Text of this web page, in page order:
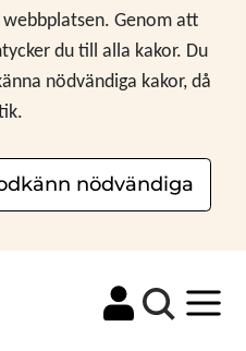
Genom att
du till alla kakor. Du
nödvändiga kakor, då
nödvändiga
Sök